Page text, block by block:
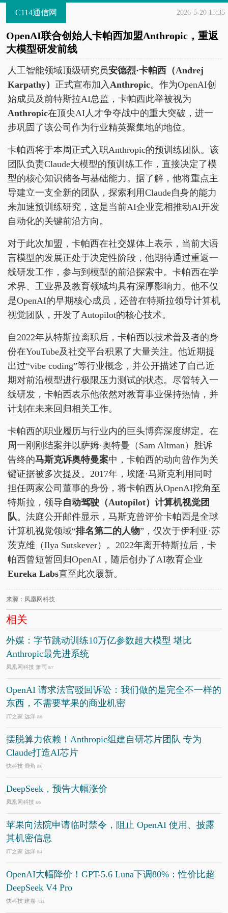
C114通信网 2026-5-20 15:35
OpenAI联合创始人卡帕西加盟Anthropic，重返
大模型研发前线
人工智能领域顶级研究员安德烈·卡帕西（Andrej
Karpathy） 正式宣布加入Anthropic。作为OpenAI创
始成员及前特斯拉AI总监，卡帕西此举被视为
Anthropic在顶尖AI人才争夺战中的重大突破，进一
步巩固了该公司作为行业精英聚集地的地位。
卡帕西将于本周正式入职Anthropic的预训练团队。该
团队负责Claude大模型的预训练工作，直接决定了模
型的核心知识储备与基础能力。据了解，他将重点主
导建立一支全新的团队，探索利用Claude自身的能力
来加速预训练研究，这是当前AI企业竞相推动AI开发
自动化的关键前沿方向。
对于此次加盟，卡帕西在社交媒体上表示，当前大语
言模型的发展正处于决定性阶段，他期待通过重返一
线研发工作，参与到模型的前沿探索中。卡帕西在学
术界、工业界及教育领域均具有深厚影响力。他不仅
是OpenAI的早期核心成员，还曾在特斯拉领导计算机
视觉团队，开发了Autopilot的核心技术。
自2022年从特斯拉离职后，卡帕西以技术普及者的身
份在YouTube及社交平台积累了大量关注。他近期提
出过“vibe coding”等行业概念，并公开描述了自己近
期对前沿模型进行极限压力测试的状态。尽管转入一
线研发，卡帕西表示他依然对教育事业保持热情，并
计划在未来回归相关工作。
卡帕西的职业履历与行业内的巨头博弈深度绑定。在
周一刚刚结案并以萨姆·奥特曼（Sam Altman）胜诉
告终的马斯克诉奥特曼案中，卡帕西的动向曾作为关
键证据被多次提及。2017年，埃隆·马斯克利用同时
担任两家公司董事的身份，将卡帕西从OpenAI挖角至
特斯拉，领导自动驾驶（Autopilot）计算机视觉团
队。法庭公开邮件显示，马斯克曾评价卡帕西是全球
计算机视觉领域“排名第二的人物”，仅次于伊利亚·苏
茨克维（Ilya Sutskever）。2022年离开特斯拉后，卡
帕西曾短暂回归OpenAI，随后创办了AI教育企业
Eureka Labs直至此次履新。
来源：凤凰网科技
相关
外媒：字节跳动训练10万亿参数超大模型 堪比
Anthropic最先进系统
凤凰网科技 箫雨 8/7
OpenAI 请求法官驳回诉讼：我们做的是完全不一样的
东西，不需要苹果的商业机密
IT之家 远洋 8/6
摆脱算力依赖！Anthropic组建自研芯片团队 专为
Claude打造AI芯片
快科技 鹿角 8/6
DeepSeek，预告大幅涨价
凤凰网科技 8/6
苹果向法院申请临时禁令，阻止 OpenAI 使用、披露
其机密信息
IT之家 远洋 8/4
OpenAI大幅降价！GPT-5.6 Luna下调80%：性价比超
DeepSeek V4 Pro
快科技 建嘉 7/31